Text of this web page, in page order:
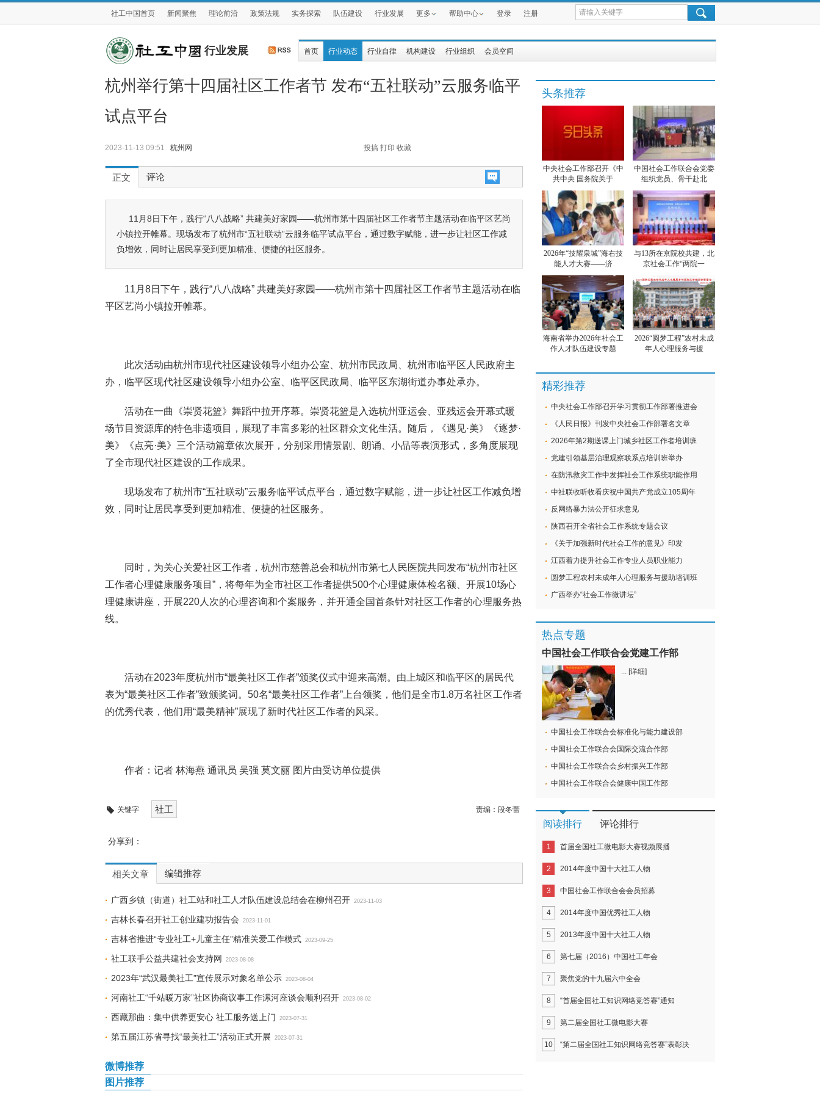
社工中国首页 新闻聚焦 理论前沿 政策法规 实务探索 队伍建设 行业发展 更多 帮助中心 登录 注册
行业发展 首页 行业动态 行业自律 机构建设 行业组织 会员空间
杭州举行第十四届社区工作者节 发布“五社联动”云服务临平
试点平台
2023-11-13 09:51 杭州网 投搞 打印 收藏
正文 评论
11月8日下午，践行“八八战略” 共建美好家园——杭州市第十四届社区工作者节主题活动在临平区艺尚
小镇拉开帷幕。现场发布了杭州市“五社联动”云服务临平试点平台，通过数字赋能，进一步让社区工作减
负增效，同时让居民享受到更加精准、便捷的社区服务。
11月8日下午，践行“八八战略” 共建美好家园——杭州市第十四届社区工作者节主题活动在临
平区艺尚小镇拉开帷幕。
此次活动由杭州市现代社区建设领导小组办公室、杭州市民政局、杭州市临平区人民政府主
办，临平区现代社区建设领导小组办公室、临平区民政局、临平区东湖街道办事处承办。
活动在一曲《崇贤花篮》舞蹈中拉开序幕。崇贤花篮是入选杭州亚运会、亚残运会开幕式暖
场节目资源库的特色非遗项目，展现了丰富多彩的社区群众文化生活。随后，《遇见·美》《逐梦·
美》《点亮·美》三个活动篇章依次展开，分别采用情景剧、朗诵、小品等表演形式，多角度展现
了全市现代社区建设的工作成果。
现场发布了杭州市“五社联动”云服务临平试点平台，通过数字赋能，进一步让社区工作减负增
效，同时让居民享受到更加精准、便捷的社区服务。
同时，为关心关爱社区工作者，杭州市慈善总会和杭州市第七人民医院共同发布“杭州市社区
工作者心理健康服务项目”，将每年为全市社区工作者提供500个心理健康体检名额、开展10场心
理健康讲座，开展220人次的心理咨询和个案服务，并开通全国首条针对社区工作者的心理服务热
线。
活动在2023年度杭州市“最美社区工作者”颁奖仪式中迎来高潮。由上城区和临平区的居民代
表为“最美社区工作者”致颁奖词。50名“最美社区工作者”上台领奖，他们是全市1.8万名社区工作者
的优秀代表，他们用“最美精神”展现了新时代社区工作者的风采。
作者：记者 林海燕 通讯员 吴强 莫文丽 图片由受访单位提供
关键字 社工 责编： 段冬蕾
分享到：
相关文章 编辑推荐
广西乡镇（街道）社工站和社工人才队伍建设总结会在柳州召开 2023-11-03
吉林长春召开社工创业建功报告会 2023-11-01
吉林省推进“专业社工+儿童主任”精准关爱工作模式 2023-09-25
社工联手公益共建社会支持网 2023-08-08
2023年“武汉最美社工”宣传展示对象名单公示 2023-08-04
河南社工“千站暖万家”社区协商议事工作漯河座谈会顺利召开 2023-08-02
西藏那曲：集中供养更安心 社工服务送上门 2023-07-31
第五届江苏省寻找“最美社工”活动正式开展 2023-07-31
微博推荐
图片推荐
头条推荐
中央社会工作部召开《中
共中央 国务院关于
中国社会工作联合会党委
组织党员、骨干赴北
2026年“技耀泉城”海右技
能人才大赛——济
与13所在京院校共建，北
京社会工作“两院一
海南省举办2026年社会工
作人才队伍建设专题
2026“圆梦工程”农村未成
年人心理服务与援
精彩推荐
中央社会工作部召开学习贯彻工作部署推进会
《人民日报》刊发中央社会工作部署名文章
2026年第2期送课上门城乡社区工作者培训班
党建引领基层治理观察联系点培训班举办
在防汛救灾工作中发挥社会工作系统职能作用
中社联收听收看庆祝中国共产党成立105周年
反网络暴力法公开征求意见
陕西召开全省社会工作系统专题会议
《关于加强新时代社会工作的意见》印发
江西着力提升社会工作专业人员职业能力
圆梦工程农村未成年人心理服务与援助培训班
广西举办“社会工作微讲坛”
热点专题
中国社会工作联合会党建工作部
... [详细]
中国社会工作联合会标准化与能力建设部
中国社会工作联合会国际交流合作部
中国社会工作联合会乡村振兴工作部
中国社会工作联合会健康中国工作部
阅读排行 评论排行
1 首届全国社工微电影大赛视频展播
2 2014年度中国十大社工人物
3 中国社会工作联合会会员招募
4 2014年度中国优秀社工人物
5 2013年度中国十大社工人物
6 第七届（2016）中国社工年会
7 聚焦党的十九届六中全会
8 “首届全国社工知识网络竞答赛”通知
9 第二届全国社工微电影大赛
10 “第二届全国社工知识网络竞答赛”表彰决